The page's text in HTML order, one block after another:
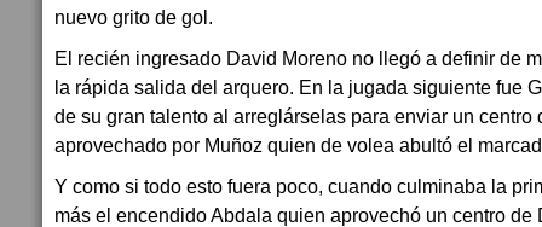
nuevo grito de gol.
El recién ingresado David Moreno no llegó a definir de
la rápida salida del arquero. En la jugada siguiente fue
de su gran talento al arreglárselas para enviar un centro
aprovechado por Muñoz quien de volea abultó el
Y como si todo esto fuera poco, cuando culminaba la
más el encendido Abdala quien aprovechó un centro de